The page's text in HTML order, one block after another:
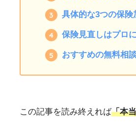
具体的な3つの保険
保険見直しはプロ
おすすめの無料相
この記事を読み終えれば「本